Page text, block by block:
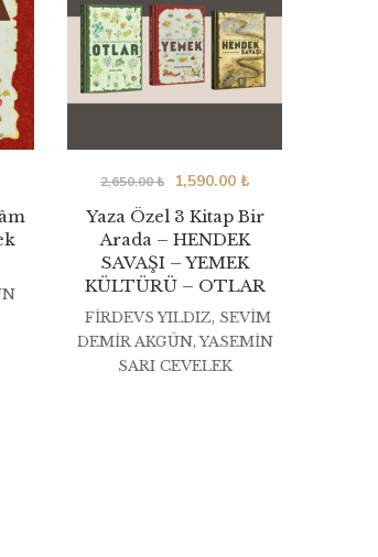
Yaza Özel 3 Kitap Bir
Arada – HENDEK
SAVAŞI – YEMEK
KÜLTÜRÜ – OTLAR
2,650.00₺ 1,590.00 ₺
FIRDEVS YILDIZ, SEVIM
DEMIR AKGÜN,YASEMIN
SARI CEVELEK